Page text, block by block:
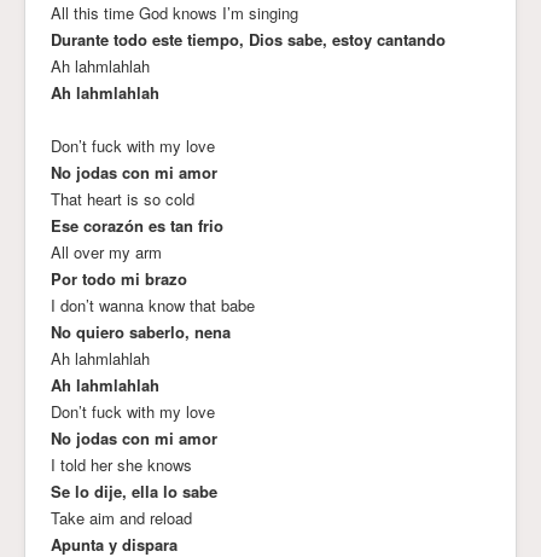
All this time God knows I’m singing
Durante todo este tiempo, Dios sabe, estoy cantando
Ah lahmlahlah
Ah lahmlahlah
Don’t fuck with my love
No jodas con mi amor
That heart is so cold
Ese corazón es tan frio
All over my arm
Por todo mi brazo
I don’t wanna know that babe
No quiero saberlo, nena
Ah lahmlahlah
Ah lahmlahlah
Don’t fuck with my love
No jodas con mi amor
I told her she knows
Se lo dije, ella lo sabe
Take aim and reload
Apunta y dispara